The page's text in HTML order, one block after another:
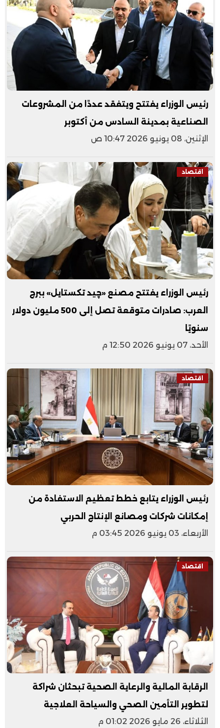
رئيس الوزراء يفتتح ويتفقد عددًا من المشروعات
الصناعية بمدينة السادس من أكتوبر
الإثنين، 08 يونيو 2026 10:47 ص
اقتصاد
رئيس الوزراء يفتتح مصنع «چيد تكستايل» ببرج
العرب: صادرات متوقعة تصل إلى 500 مليون دولار
سنويًا
الأحد، 07 يونيو 2026 12:50 م
اقتصاد
رئيس الوزراء يتابع خطط تعظيم الاستفادة من
إمكانات شركات ومصانع الإنتاج الحربي
الأربعاء، 03 يونيو 2026 03:45 م
اقتصاد
الرقابة المالية والرعاية الصحية تبحثان شراكة
لتطوير التأمين الصحي والسياحة العلاجية
الثلاثاء، 26 مايو 2026 01:02 م